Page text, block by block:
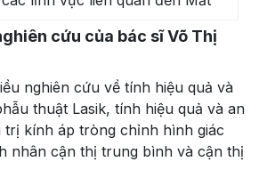
cứu của bác sĩ Võ Thị
nghiên cứu về tính hiệu quả và
thuật Lasik, tính hiệu quả và an
trị kính áp tròng chỉnh hình giác
nhân cận thị trung bình và cận thị